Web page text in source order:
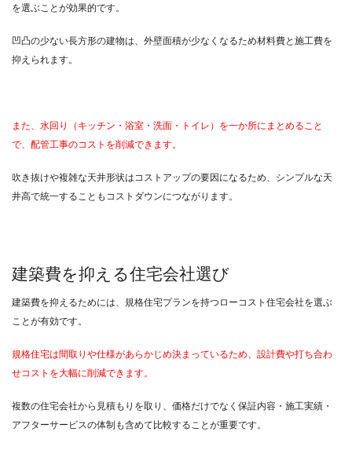
を選ぶことが効果的です。
凹凸の少ない長方形の建物は、外壁面積が少なくなるため材料費と施工費を
抑えられます。
また、水回り（キッチン・浴室・洗面・トイレ）を一か所にまとめること
で、配管工事のコストを削減できます。
吹き抜けや複雑な天井形状はコストアップの要因になるため、シンプルな天
井高で統一することもコストダウンにつながります。
建築費を抑える住宅会社選び
建築費を抑えるためには、規格住宅プランを持つローコスト住宅会社を選ぶ
ことが有効です。
規格住宅は間取りや仕様があらかじめ決まっているため、設計費や打ち合わ
せコストを大幅に削減できます。
複数の住宅会社から見積もりを取り、価格だけでなく保証内容・施工実績・
アフターサービスの体制も含めて比較することが重要です。